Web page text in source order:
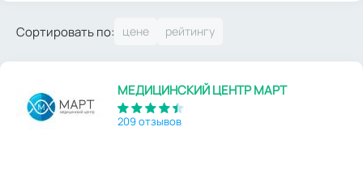
Сортировать по:
МЕДИЦИНСКИЙ ЦЕНТР МАРТ
209 отзывов